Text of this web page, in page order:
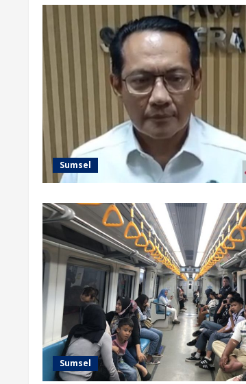
Sumsel
Sumsel